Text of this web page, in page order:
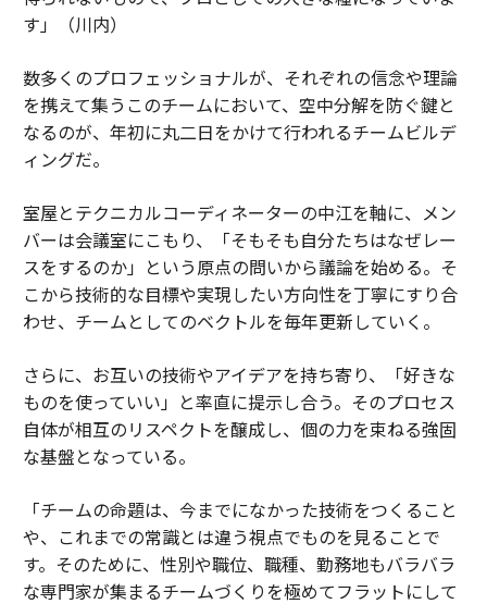
す」（川内）
数多くのプロフェッショナルが、それぞれの信念や理論
を携えて集うこのチームにおいて、空中分解を防ぐ鍵と
なるのが、年初に丸二日をかけて行われるチームビルデ
ィングだ。
室屋とテクニカルコーディネーターの中江を軸に、メン
バーは会議室にこもり、「そもそも自分たちはなぜレー
スをするのか」という原点の問いから議論を始める。そ
こから技術的な目標や実現したい方向性を丁寧にすり合
わせ、チームとしてのベクトルを毎年更新していく。
さらに、お互いの技術やアイデアを持ち寄り、「好きな
ものを使っていい」と率直に提示し合う。そのプロセス
自体が相互のリスペクトを醸成し、個の力を束ねる強固
な基盤となっている。
「チームの命題は、今までになかった技術をつくること
や、これまでの常識とは違う視点でものを見ることで
す。そのために、性別や職位、職種、勤務地もバラバラ
な専門家が集まるチームづくりを極めてフラットにして